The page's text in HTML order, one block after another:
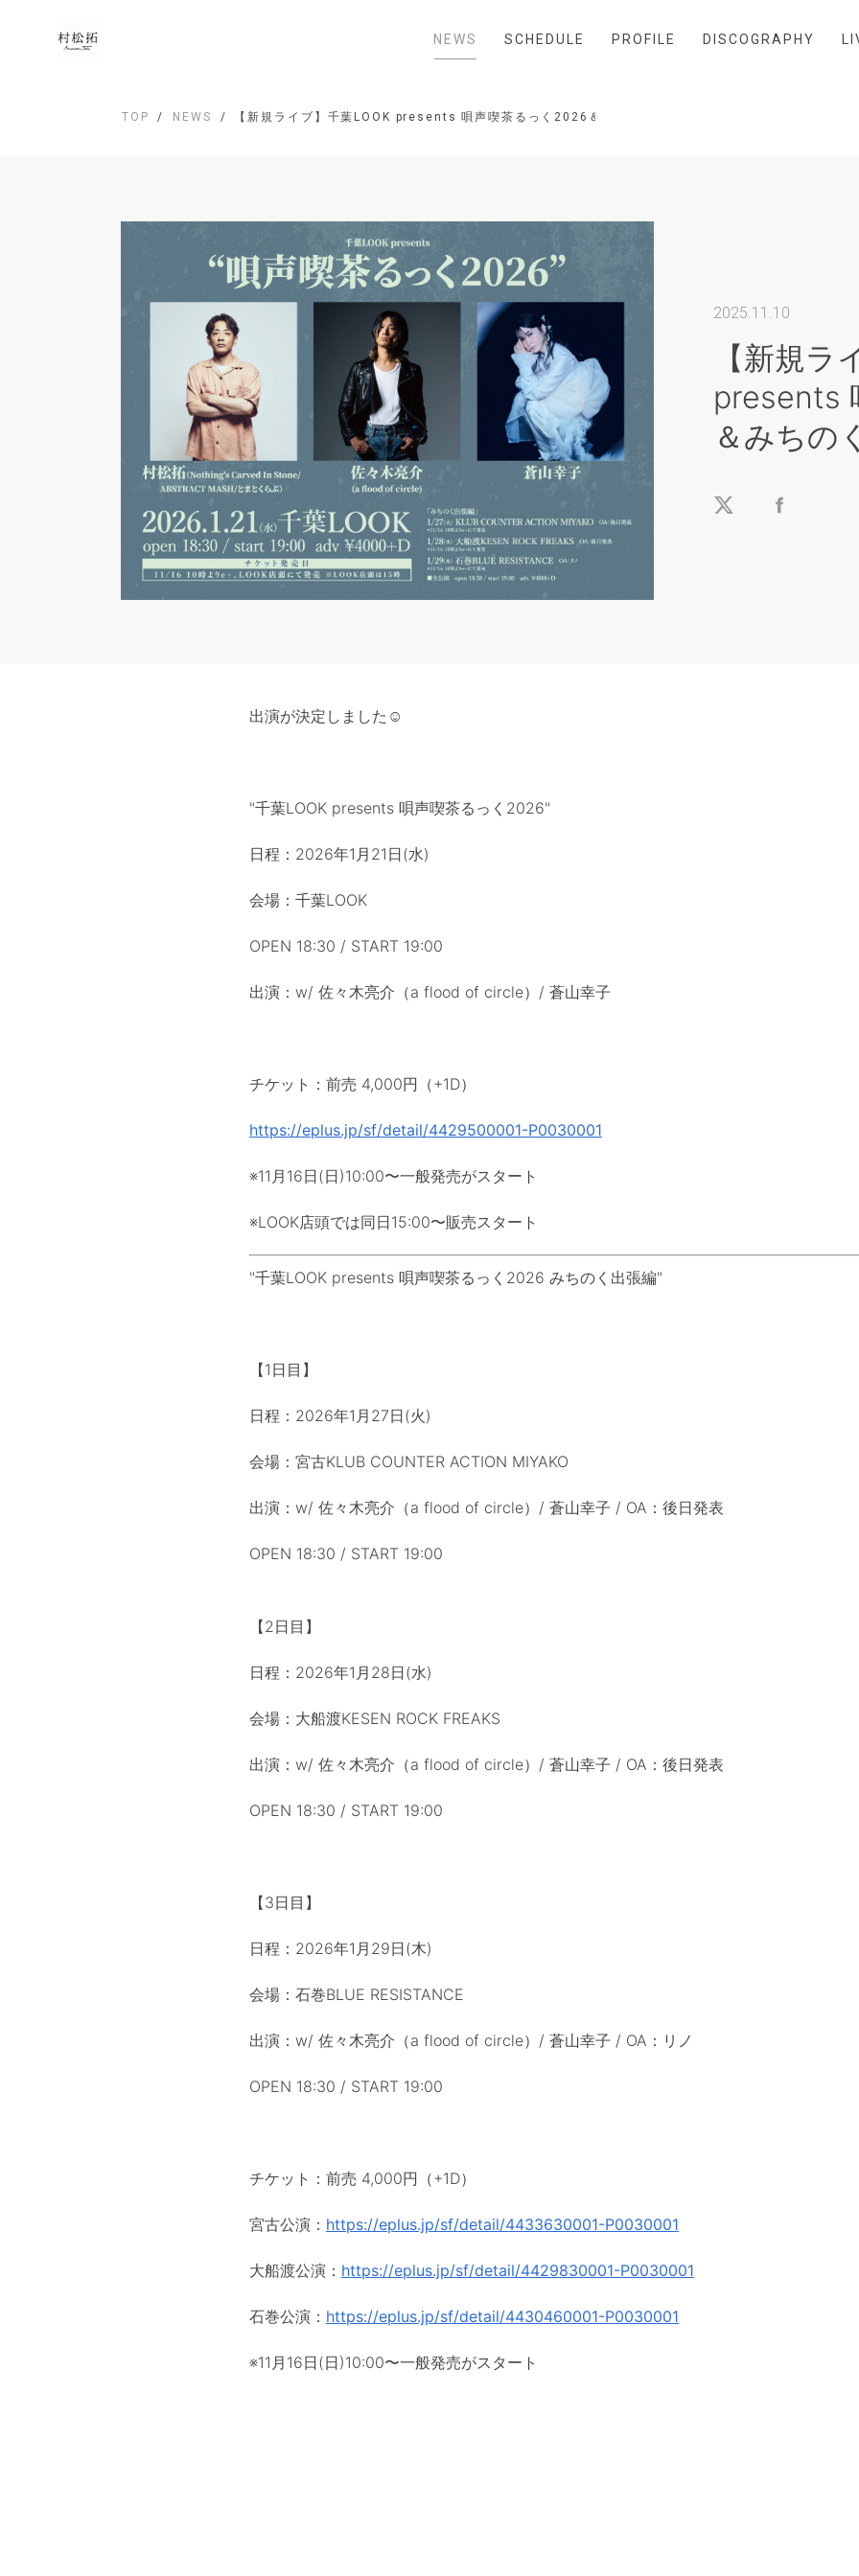
NEWS SCHEDULE PROFILE DISCOGRAPHY
TOP NEWS 【新規ライブ】千葉LOOK presents 唄声喫茶るっく2026＆みちのく出張編
2025.11.10
【新規ラ
presents
＆みちの
出演が決定しました☺︎
"千葉LOOK presents 唄声喫茶るっく2026"
日程：2026年1月21日(水)
会場：千葉LOOK
OPEN 18:30 / START 19:00
出演：w/ 佐々木亮介（a flood of circle）/ 蒼山幸子
チケット：前売 4,000円（+1D）
https://eplus.jp/sf/detail/4429500001-P0030001
※11月16日(日)10:00〜一般発売がスタート
※LOOK店頭では同日15:00〜販売スタート
"千葉LOOK presents 唄声喫茶るっく2026 みちのく出張編"
【1日目】
日程：2026年1月27日(火)
会場：宮古KLUB COUNTER ACTION MIYAKO
出演：w/ 佐々木亮介（a flood of circle）/ 蒼山幸子 / OA：後日発表
OPEN 18:30 / START 19:00
【2日目】
日程：2026年1月28日(水)
会場：大船渡KESEN ROCK FREAKS
出演：w/ 佐々木亮介（a flood of circle）/ 蒼山幸子 / OA：後日発表
OPEN 18:30 / START 19:00
【3日目】
日程：2026年1月29日(木)
会場：石巻BLUE RESISTANCE
出演：w/ 佐々木亮介（a flood of circle）/ 蒼山幸子 / OA：リノ
OPEN 18:30 / START 19:00
チケット：前売 4,000円（+1D）
宮古公演： https://eplus.jp/sf/detail/4433630001-P0030001
大船渡公演： https://eplus.jp/sf/detail/4429830001-P0030001
石巻公演： https://eplus.jp/sf/detail/4430460001-P0030001
※11月16日(日)10:00〜一般発売がスタート